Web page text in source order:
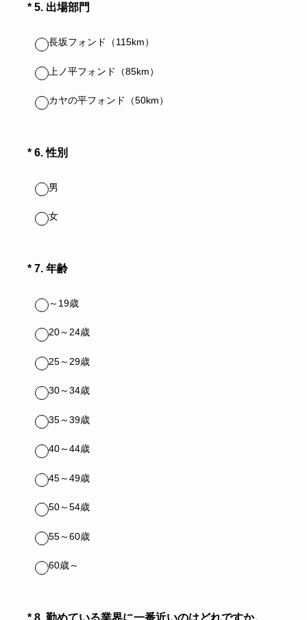
* 5. 出場部門
（必須）
長坂フォンド（115km）
上ノ平フォンド（85km）
カヤの平フォンド（50km）
* 6. 性別
（必須）
男
女
* 7. 年齢
（必須）
～19歳
20～24歳
25～29歳
30～34歳
35～39歳
40～44歳
45～49歳
50～54歳
55～60歳
60歳～
* 8. 勤めている業界に一番近いのはどれですか。
（必須）